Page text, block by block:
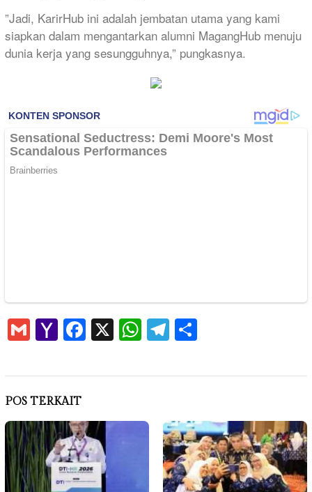
​”Jadi, KarirHub ini adalah jembatan utama yang kami
siapkan dalam mengantarkan alumni MagangHub menuju
dunia kerja yang sesungguhnya,” pungkasnya.
GmailYahooFacebook
X WhatsApp
Telegram
POS TERKAIT